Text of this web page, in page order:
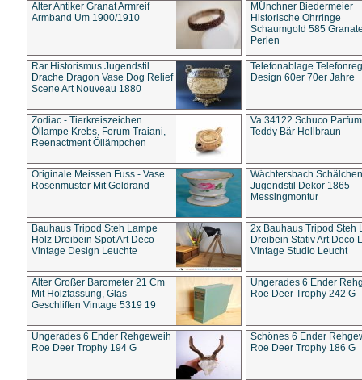
Alter Antiker Granat Armreif
Armband Um 1900/1910
MÜnchner Biedermeier
Historische Ohrringe
Schaumgold 585
Perlen
Rar Historismus Jugendstil
Drache Dragon Vase Dog Relief
Scene Art Nouveau 1880
Telefonablage
Design 60er 70er Jahre
Zodiac - Tierkreiszeichen
Öllampe Krebs, Forum Traiani,
Reenactment Öllämpchen
Va 34122 Schuco
Teddy Bär Hellbraun
Originale Meissen Fuss - Vase
Rosenmuster Mit Goldrand
Wächtersbach Schälchen
Jugendstil Dekor 1865
Messingmontur
Bauhaus Tripod Steh Lampe
Holz Dreibein Spot Art Deco
Vintage Design Leuchte
2x Bauhaus Tripod Steh
Dreibein Stativ Art Deco
Vintage Studio Leucht
Alter Großer Barometer 21 Cm
Mit Holzfassung, Glas
Geschliffen Vintage 5319 19
Ungerades 6 Ender
Roe Deer Trophy 242 G
Ungerades 6 Ender Rehgeweih
Roe Deer Trophy 194 G
Schönes 6 Ender
Roe Deer Trophy 186 G